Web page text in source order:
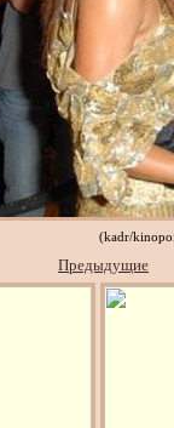
(kadr/
Предыдущие